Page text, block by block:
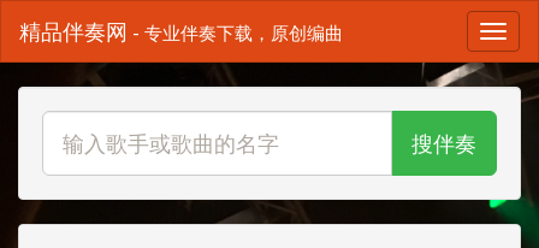
精品伴奏网 - 专业伴奏下载，原创编曲
搜伴奏